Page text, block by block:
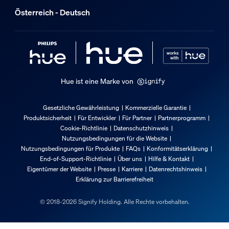
Packmaße und Gewicht
8718696176313
Nettogewicht
Höhe
Länge
1.416 mm
Material-Nummer (12NC)
Hat die Hue Play Gradient Light Tube
Österreich - Deutsch
Hue ist eine Marke von
Gesetzliche Gewährleistung
Kommerzielle Garantie
Produktsicherheit
Für Entwickler Für Partner
Partnerprogramm
Cookie-Richtlinie
Datenschutzhinweis
Nutzungsbedingungen für die Website
Nutzungsbedingungen für Produkte
FAQs
Konformitätserklärung
End-of-Support-Richtlinie
Über uns
Hilfe & Kontakt
Eigentümer der Website
Presse Karriere
Datenrechtshinweis
Erklärung zur Barrierefreiheit
© 2018-2026 Signify Holding. Alle Rechte vorbehalten.